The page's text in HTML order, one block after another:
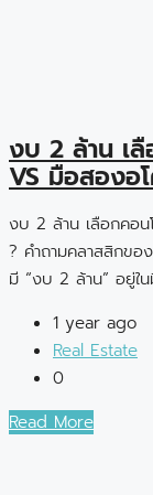
งบ 2 ล้าน เ
VS มือสองอ
งบ 2 ล้าน เลือกคอน
? คำถามคลาสสิกขอ
มี “งบ 2 ล้าน” อยู่ใน
1 year ago
Real Estate
0
Read More